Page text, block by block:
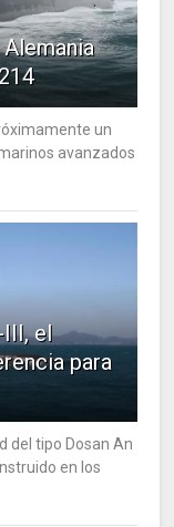
un
avanzados
el
para
del tipo Dosan An
en los